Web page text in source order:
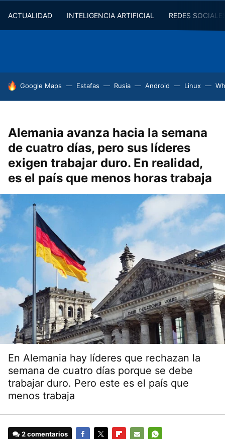
ACTUALIDAD INTELIGENCIA ARTIFICIAL REDES
HOY SE HABLA DE
Google Maps Estafas Rusia Android Linux
Alemania avanza hacia la semana
de cuatro días, pero sus líderes
exigen trabajar duro. En realidad,
es el país que menos horas trabaja
En Alemania hay líderes que rechazan la
semana de cuatro días porque se debe
trabajar duro. Pero este es el país que
menos trabaja
2 comentarios